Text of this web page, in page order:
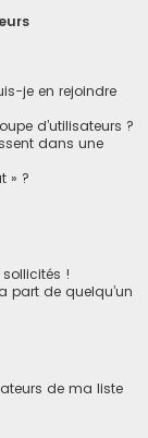
je en rejoindre
d’utilisateurs ?
dans une
» ?
!
part de quelqu’un
de ma liste